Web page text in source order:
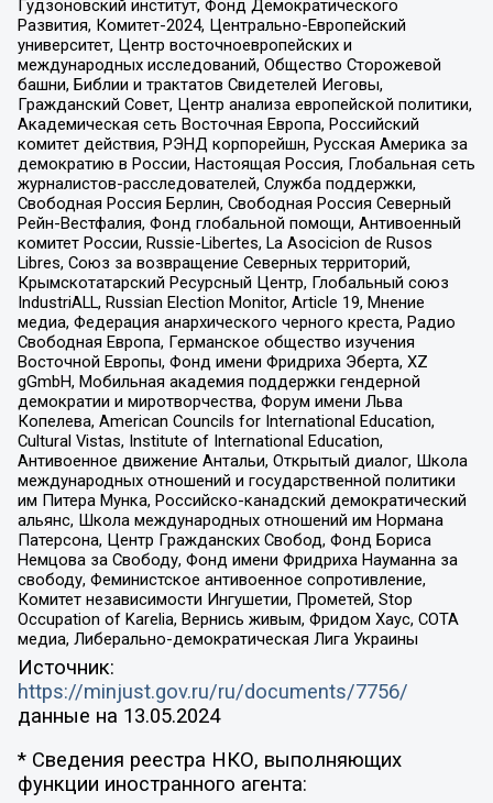
Гудзоновский институт, Фонд Демократического
Развития, Комитет-2024, Центрально-Европейский
университет, Центр восточноевропейских и
международных исследований, Общество Сторожевой
башни, Библии и трактатов Свидетелей Иеговы,
Гражданский Совет, Центр анализа европейской политики,
Академическая сеть Восточная Европа, Российский
комитет действия, РЭНД корпорейшн, Русская Америка за
демократию в России, Настоящая Россия, Глобальная сеть
журналистов-расследователей, Служба поддержки,
Свободная Россия Берлин, Свободная Россия Северный
Рейн-Вестфалия, Фонд глобальной помощи, Антивоенный
комитет России, Russie-Libertes, La Asocicion de Rusos
Libres, Союз за возвращение Северных территорий,
Крымскотатарский Ресурсный Центр, Глобальный союз
IndustriALL, Russian Election Monitor, Article 19, Мнение
медиа, Федерация анархического черного креста, Радио
Свободная Европа, Германское общество изучения
Восточной Европы, Фонд имени Фридриха Эберта, XZ
gGmbH, Мобильная академия поддержки гендерной
демократии и миротворчества, Форум имени Льва
Копелева, American Councils for International Education,
Cultural Vistas, Institute of International Education,
Антивоенное движение Антальи, Открытый диалог, Школа
международных отношений и государственной политики
им Питера Мунка, Российско-канадский демократический
альянс, Школа международных отношений им Нормана
Патерсона, Центр Гражданских Свобод, Фонд Бориса
Немцова за Свободу, Фонд имени Фридриха Науманна за
свободу, Феминистское антивоенное сопротивление,
Комитет независимости Ингушетии, Прометей, Stop
Occupation of Karelia, Вернись живым, Фридом Хаус, СОТА
медиа, Либерально-демократическая Лига Украины
Источник:
https://minjust.gov.ru/ru/documents/7756/
данные на 13.05.2024
* Сведения реестра НКО, выполняющих
функции иностранного агента: